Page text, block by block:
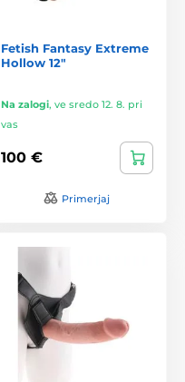
Fetish Fantasy Extreme
Hollow 12″
Na zalogi, ve sredo 12. 8. pri
vas
100 €
Primerjaj